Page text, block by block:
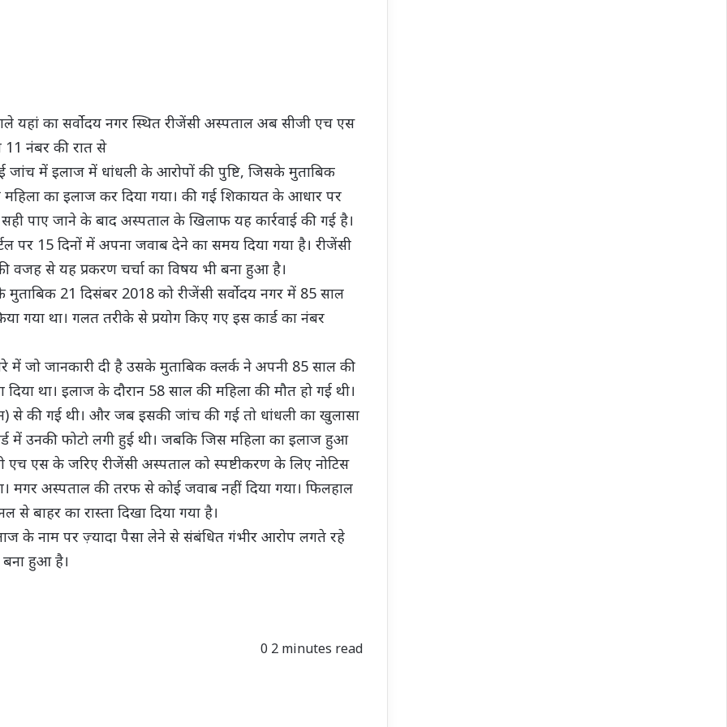
यहां का सर्वोदय नगर स्थित रीजेंसी अस्पताल अब सीजी एच एस
11 नंबर की रात से
में इलाज में धांधली के आरोपों की पुष्टि, जिसके मुताबिक
का इलाज कर दिया गया। की गई शिकायत के आधार पर
पाए जाने के बाद अस्पताल के खिलाफ यह कार्रवाई की गई है।
पर 15 दिनों में अपना जवाब देने का समय दिया गया है। रीजेंसी
से यह प्रकरण चर्चा का विषय भी बना हुआ है।
मुताबिक 21 दिसंबर 2018 को रीजेंसी सर्वोदय नगर में 85 साल
गया था। गलत तरीके से प्रयोग किए गए इस कार्ड का नंबर
में जो जानकारी दी है उसके मुताबिक क्लर्क ने अपनी 85 साल की
था। इलाज के दौरान 58 साल की महिला की मौत हो गई थी।
से की गई थी। और जब इसकी जांच की गई तो धांधली का खुलासा
में उनकी फोटो लगी हुई थी। जबकि जिस महिला का इलाज हुआ
एच एस के जरिए रीजेंसी अस्पताल को स्पष्टीकरण के लिए नोटिस
मगर अस्पताल की तरफ से कोई जवाब नहीं दिया गया। फिलहाल
बाहर का रास्ता दिखा दिया गया है।
के नाम पर ज़्यादा पैसा लेने से संबंधित गंभीर आरोप लगते रहे
बना हुआ है।
0 2 minutes read